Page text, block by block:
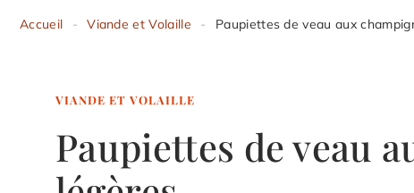
Accueil - Viande et Volaille - Paupiettes de veau aux
VIANDE ET VOLAILLE
Paupiettes de veau